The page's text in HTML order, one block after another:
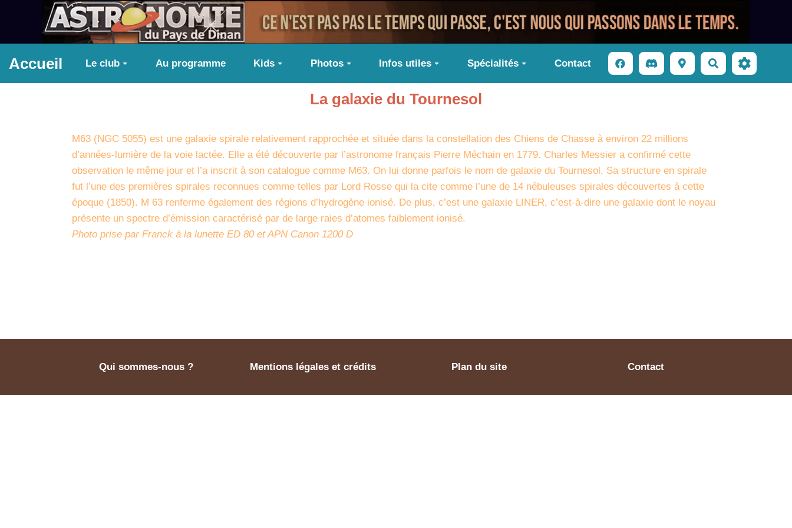
Aller au contenu principal
Accueil Le club Au programme Kids Photos Infos utiles Spécialités Contact Rechercher
La galaxie du Tournesol
M63 (NGC 5055) est une galaxie spirale relativement rapprochée et située dans la constellation des Chiens de Chasse à environ 22 millions
d’années-lumière de la voie lactée. Elle a été découverte par l’astronome français Pierre Méchain en 1779. Charles Messier a confirmé cette
observation le même jour et l’a inscrit à son catalogue comme M63. On lui donne parfois le nom de galaxie du Tournesol. Sa structure en spirale
fut l’une des premières spirales reconnues comme telles par Lord Rosse qui la cite comme l’une de 14 nébuleuses spirales découvertes à cette
époque (1850). M 63 renferme également des régions d’hydrogène ionisé. De plus, c’est une galaxie LINER, c’est-à-dire une galaxie dont le noyau
présente un spectre d’émission caractérisé par de large raies d’atomes faiblement ionisé.
Photo prise par Franck à la lunette ED 80 et APN Canon 1200 D
Qui sommes-nous ? Mentions légales et crédits Plan du site Contact